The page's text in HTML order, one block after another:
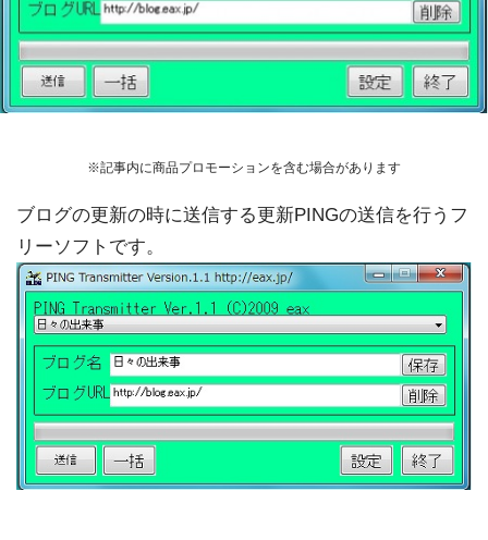
※記事内に商品プロモーションを含む場合があります
ブログの更新の時に送信する更新PINGの送信を行うフ
リーソフトです。